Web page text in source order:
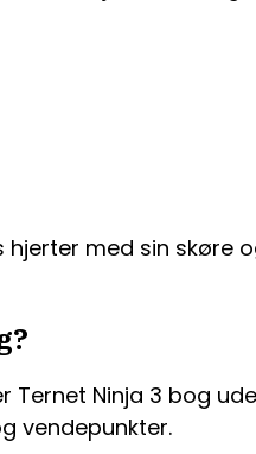
hjerter med sin
Ninja 3 bog
vendepunkter.